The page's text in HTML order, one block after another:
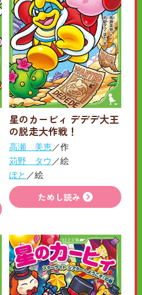
星のカービィ デデデ大王
の脱走大作戦！
高瀬 美恵／作
苅野 タウ ／絵
ぽと ／絵
ためし読み